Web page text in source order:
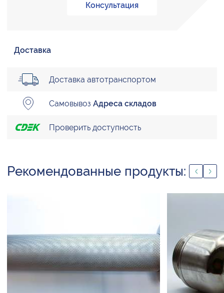
Консультация
Доставка
Доставка автотранспортом
Самовывоз Адреса складов
Проверить доступность
Рекомендованные продукты: